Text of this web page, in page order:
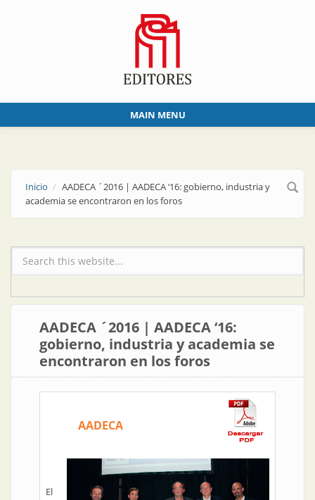
MAIN MENU
Inicio
AADECA ´2016 | AADECA ‘16: gobierno, industria y
academia se encontraron en los foros
Formulario de búsqueda
AADECA ´2016 | AADECA ‘16:
gobierno, industria y academia se
encontraron en los foros
AADECA
El